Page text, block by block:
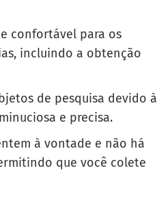
confortável para os
incluindo a obtenção
de pesquisa devido à
e precisa.
à vontade e não há
que você colete